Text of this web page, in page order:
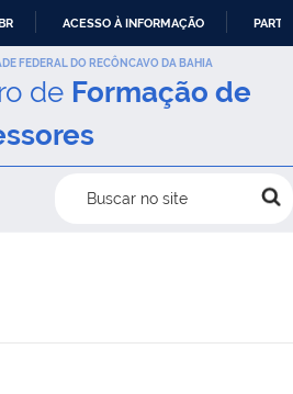
IR
PARA
CONTEÚDO
ACESSO À INFORMAÇÃO
FEDERAL DO RECÔNCAVO DA BAHIA
de Formação de
Buscar no site